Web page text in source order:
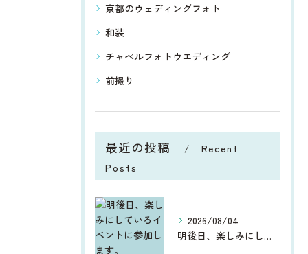
京都のウェディングフォト
和装
チャペルフォトウエディング
前撮り
最近の投稿
Recent
Posts
2026/08/04
明後日、楽しみにしているイベントに参加します。